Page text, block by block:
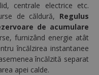
centrale electrice etc.
de căldură, Regulus
de acumulare
furnizând energie atât
încălzirea instantanee
încălzită separat
apei calde.